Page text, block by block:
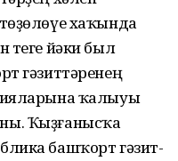
хаҡында
теге йәки был
гәзиттәренең
ҡалыуы
Ҡыҙғанысҡа
башҡорт гәзит-